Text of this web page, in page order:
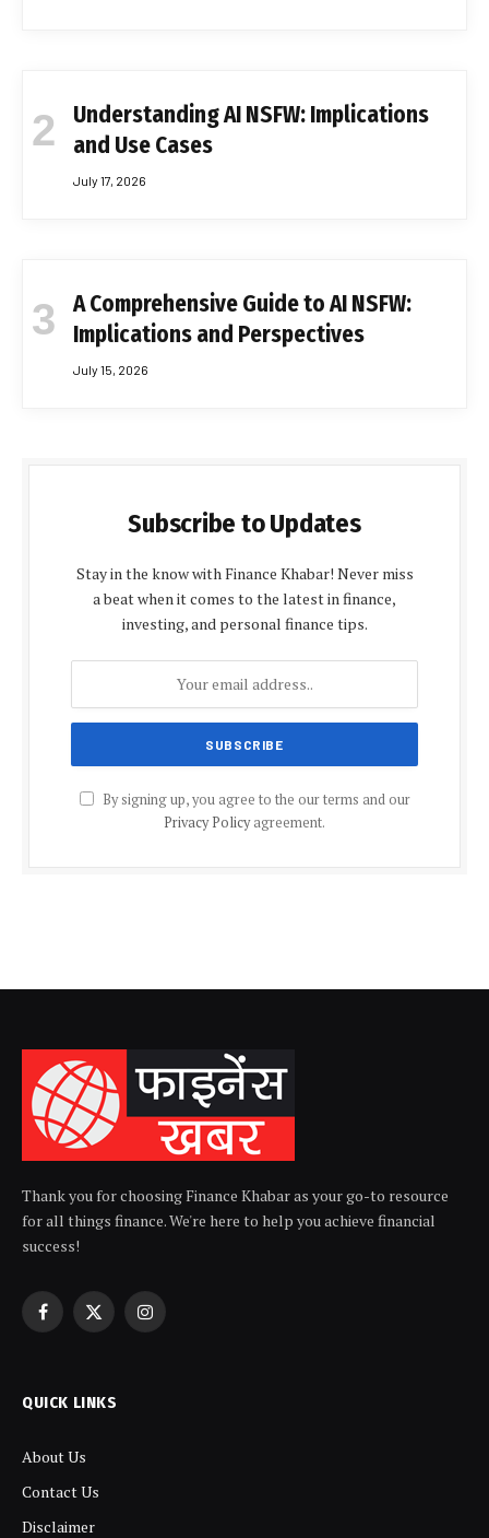
Understanding AI NSFW: Implications
and Use Cases
July 17, 2026
A Comprehensive Guide to AI NSFW:
Implications and Perspectives
July 15, 2026
Subscribe to Updates
Stay in the know with Finance Khabar! Never miss
a beat when it comes to the latest in finance,
investing, and personal finance tips.
By signing up, you agree to the our terms and our
Privacy Policyagreement.
Thank you for choosing Finance Khabar as your go-to resource
for all things finance. We're here to help you achieve financial
success!
Facebook
X
Instagram
QUICK LINKS
About Us
Contact Us
Disclaimer